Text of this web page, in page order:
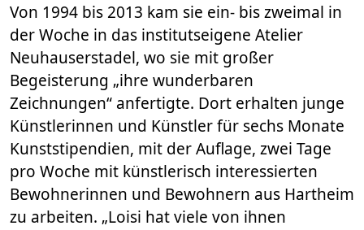
Von 1994 bis 2013 kam sie ein- bis zweimal in
der Woche in das institutseigene Atelier
Neuhauserstadel, wo sie mit großer
Begeisterung „ihre wunderbaren
Zeichnungen“ anfertigte. Dort erhalten junge
Künstlerinnen und Künstler für sechs Monate
Kunststipendien, mit der Auflage, zwei Tage
pro Woche mit künstlerisch interessierten
Bewohnerinnen und Bewohnern aus Hartheim
zu arbeiten. „Loisi hat viele von ihnen